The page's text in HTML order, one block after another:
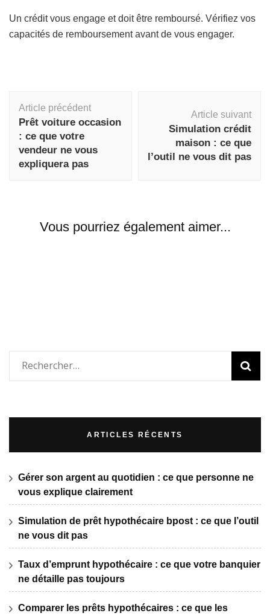
Un crédit vous engage et doit être remboursé. Vérifiez vos
capacités de remboursement avant de vous engager.
d'article
Article précédent
Prêt voiture occasion
: ce que votre
vendeur ne vous
expliquera pas
Article suivant
Simulation crédit
maison : ce que
l’outil ne vous dit pas
Vous pourriez également aimer...
Rechercher :
ARTICLES RÉCENTS
Gérer son argent au quotidien : ce que personne ne
vous explique clairement
Simulation de prêt hypothécaire bpost : ce que l’outil
ne vous dit pas
Taux d’emprunt hypothécaire : ce que votre banquier
ne détaille pas toujours
Comparer les prêts hypothécaires : ce que les